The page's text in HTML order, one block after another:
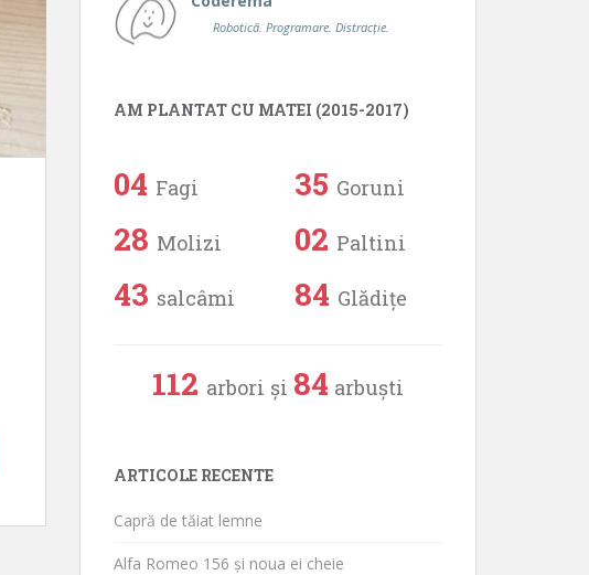
Robotică. Programare. Distracție.
AM PLANTAT CU MATEI (2015-2017)
04 Fagi
28 Molizi
43 salcâmi
35 Goruni
02 Paltini
84 Glădițe
112 arbori și 84 arbuști
ARTICOLE RECENTE
Capră de tăiat lemne
Alfa Romeo 156 și noua ei cheie